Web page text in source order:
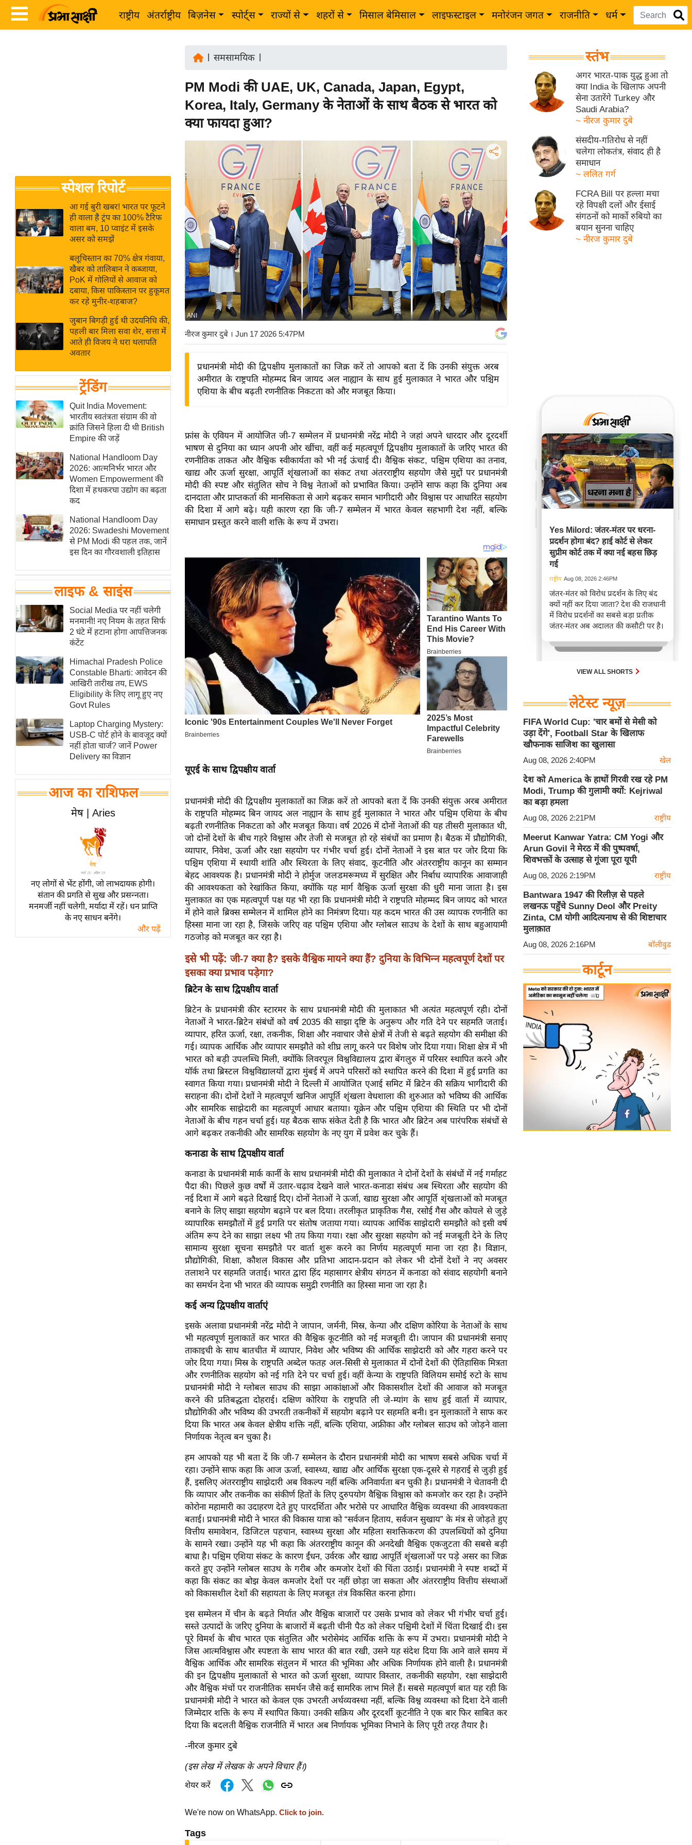
राष्ट्रीय अंतर्राष्ट्रीय बिज़नेस स्पोर्ट्स राज्यों से शहरों से मिसाल बेमिसाल लाइफस्टाइल मनोरंजन जगत राजनीति धर्म
Breaking
News in
Hindi
Hindi
Hindi
Videos
जगत
राय
बजट
क्रिकेट
IPL
2026
ई-पेपर
मिसाल बेमिसाल
शख्सियत
यंग इंडिया
साहित्य जगत
ऑटो वर्ल्ड
न्यूज ब्रीफ
मनोरंजन जगत
बॉलीवुड
हॉलीवुड
फिल्म समीक्षा
Breaking
News
लाइफस्टाइल
टेक्नॉलॉजी
घरेलू नुस्खे
पर्यटन स्थल
फिटनेस मंत्रा
रिलेशनशिप
राजनीति
विश्लेषण
समसामयिक
मातृभूमि
एम.
आर.
आई.
समीक्षा
धर्म
ज्योतिष
त्योहार
राशिफल
विशेष
स्पेशल रिपोर्ट
आ गई बुरी खबर! भारत पर फूटने
ही वाला है ट्रंप का 100% टैरिफ
वाला बम, 10 प्वाइंट में इसके
असर को समझें
बलूचिस्तान का 70% क्षेत्र गंवाया,
खैबर को तालिबान ने कब्जाया,
PoK में गोलियों से आवाज को
दबाया, किस पाकिस्तान पर हुकूमत
कर रहे मुनीर-शहबाज?
जुबान बिगड़ी हुई थी उदयनिधि की,
पहली बार मिला सवा शेर, सत्ता में
आते ही विजय ने धरा थलापति
अवतार
ट्रेंडिंग
Quit India Movement:
भारतीय स्वतंत्रता संग्राम की वो
क्रांति जिसने हिला दी थी British
Empire की जड़ें
National Handloom Day
2026: आत्मनिर्भर भारत और
Women Empowerment की
दिशा में हथकरघा उद्योग का बढ़ता
कद
National Handloom Day
2026: Swadeshi Movement
से PM Modi की पहल तक, जानें
इस दिन का गौरवशाली इतिहास
लाइफ & साइंस
Social Media पर नहीं चलेगी
मनमानी! नए नियम के तहत सिर्फ
2 घंटे में हटाना होगा आपत्तिजनक
कंटेंट
Himachal Pradesh Police
Constable Bharti: आवेदन की
आखिरी तारीख तय, EWS
Eligibility के लिए लागू हुए नए
Govt Rules
Laptop Charging Mystery:
USB-C पोर्ट होने के बावजूद क्यों
नहीं होता चार्ज? जानें Power
Delivery का विज्ञान
आज का राशिफल
मेष | Aries
नए लोगों से भेंट होंगी, जो लाभदायक होगी।
संतान की प्रगति से सुख और प्रसन्नता।
मनमर्जी नहीं चलेगी, मर्यादा में रहें। धन प्राप्ति
के नए साधन बनेंगे।
और पढ़ें
समसामयिक
PM Modi की UAE, UK, Canada, Japan, Egypt,
Korea, Italy, Germany के नेताओं के साथ बैठक से भारत को
क्या फायदा हुआ?
ANI
नीरज कुमार दुबे । Jun 17 2026 5:47PM
प्रधानमंत्री मोदी की द्विपक्षीय मुलाकातों का जिक्र करें तो आपको बता दें कि उनकी संयुक्त अरब
अमीरात के राष्ट्रपति मोहम्मद बिन जायद अल नाह्यान के साथ हुई मुलाकात ने भारत और पश्चिम
एशिया के बीच बढ़ती रणनीतिक निकटता को और मजबूत किया।
फ्रांस के एवियन में आयोजित जी-7 सम्मेलन में प्रधानमंत्री नरेंद्र मोदी ने जहां अपने धारदार और दूरदर्शी
भाषण से दुनिया का ध्यान अपनी ओर खींचा, वहीं कई महत्वपूर्ण द्विपक्षीय मुलाकातों के जरिए भारत की
रणनीतिक ताकत और वैश्विक स्वीकार्यता को भी नई ऊंचाई दी। वैश्विक संकट, पश्चिम एशिया का तनाव,
खाद्य और ऊर्जा सुरक्षा, आपूर्ति शृंखलाओं का संकट तथा अंतरराष्ट्रीय सहयोग जैसे मुद्दों पर प्रधानमंत्री
मोदी की स्पष्ट और संतुलित सोच ने विश्व नेताओं को प्रभावित किया। उन्होंने साफ कहा कि दुनिया अब
दानदाता और प्राप्तकर्ता की मानसिकता से आगे बढ़कर समान भागीदारी और विश्वास पर आधारित सहयोग
की दिशा में आगे बढ़े। यही कारण रहा कि जी-7 सम्मेलन में भारत केवल सहभागी देश नहीं, बल्कि
समाधान प्रस्तुत करने वाली शक्ति के रूप में उभरा।
यूएई के साथ द्विपक्षीय वार्ता
प्रधानमंत्री मोदी की द्विपक्षीय मुलाकातों का जिक्र करें तो आपको बता दें कि उनकी संयुक्त अरब अमीरात
के राष्ट्रपति मोहम्मद बिन जायद अल नाह्यान के साथ हुई मुलाकात ने भारत और पश्चिम एशिया के बीच
बढ़ती रणनीतिक निकटता को और मजबूत किया। वर्ष 2026 में दोनों नेताओं की यह तीसरी मुलाकात थी,
जो दोनों देशों के बीच गहरे विश्वास और तेजी से मजबूत हो रहे संबंधों का प्रमाण है। बैठक में प्रौद्योगिकी,
व्यापार, निवेश, ऊर्जा और रक्षा सहयोग पर गंभीर चर्चा हुई। दोनों नेताओं ने इस बात पर जोर दिया कि
पश्चिम एशिया में स्थायी शांति और स्थिरता के लिए संवाद, कूटनीति और अंतरराष्ट्रीय कानून का सम्मान
बेहद आवश्यक है। प्रधानमंत्री मोदी ने होर्मुज जलडमरूमध्य में सुरक्षित और निर्बाध व्यापारिक आवाजाही
की आवश्यकता को रेखांकित किया, क्योंकि यह मार्ग वैश्विक ऊर्जा सुरक्षा की धुरी माना जाता है। इस
मुलाकात का एक महत्वपूर्ण पक्ष यह भी रहा कि प्रधानमंत्री मोदी ने राष्ट्रपति मोहम्मद बिन जायद को भारत
में होने वाले ब्रिक्स सम्मेलन में शामिल होने का निमंत्रण दिया। यह कदम भारत की उस व्यापक रणनीति का
हिस्सा माना जा रहा है, जिसके जरिए वह पश्चिम एशिया और ग्लोबल साउथ के देशों के साथ बहुआयामी
गठजोड़ को मजबूत कर रहा है।
इसे भी पढ़ें: जी-7 क्या है? इसके वैश्विक मायने क्या हैं? दुनिया के विभिन्न महत्वपूर्ण देशों पर
इसका क्या प्रभाव पड़ेगा?
ब्रिटेन के साथ द्विपक्षीय वार्ता
ब्रिटेन के प्रधानमंत्री कीर स्टारमर के साथ प्रधानमंत्री मोदी की मुलाकात भी अत्यंत महत्वपूर्ण रही। दोनों
नेताओं ने भारत-ब्रिटेन संबंधों को वर्ष 2035 की साझा दृष्टि के अनुरूप और गति देने पर सहमति जताई।
व्यापार, हरित ऊर्जा, रक्षा, तकनीक, शिक्षा और नवाचार जैसे क्षेत्रों में तेजी से बढ़ते सहयोग की समीक्षा की
गई। व्यापक आर्थिक और व्यापार समझौते को शीघ्र लागू करने पर विशेष जोर दिया गया। शिक्षा क्षेत्र में भी
भारत को बड़ी उपलब्धि मिली, क्योंकि लिवरपूल विश्वविद्यालय द्वारा बेंगलुरु में परिसर स्थापित करने और
यॉर्क तथा ब्रिस्टल विश्वविद्यालयों द्वारा मुंबई में अपने परिसरों को स्थापित करने की दिशा में हुई प्रगति का
स्वागत किया गया। प्रधानमंत्री मोदी ने दिल्ली में आयोजित एआई समिट में ब्रिटेन की सक्रिय भागीदारी की
सराहना की। दोनों देशों ने महत्वपूर्ण खनिज आपूर्ति शृंखला वेधशाला की शुरुआत को भविष्य की आर्थिक
और सामरिक साझेदारी का महत्वपूर्ण आधार बताया। यूक्रेन और पश्चिम एशिया की स्थिति पर भी दोनों
नेताओं के बीच गहन चर्चा हुई। यह बैठक साफ संकेत देती है कि भारत और ब्रिटेन अब पारंपरिक संबंधों से
आगे बढ़कर तकनीकी और सामरिक सहयोग के नए युग में प्रवेश कर चुके हैं।
कनाडा के साथ द्विपक्षीय वार्ता
कनाडा के प्रधानमंत्री मार्क कार्नी के साथ प्रधानमंत्री मोदी की मुलाकात ने दोनों देशों के संबंधों में नई गर्माहट
पैदा की। पिछले कुछ वर्षों में उतार-चढ़ाव देखने वाले भारत-कनाडा संबंध अब स्थिरता और सहयोग की
नई दिशा में आगे बढ़ते दिखाई दिए। दोनों नेताओं ने ऊर्जा, खाद्य सुरक्षा और आपूर्ति शृंखलाओं को मजबूत
बनाने के लिए साझा सहयोग बढ़ाने पर बल दिया। तरलीकृत प्राकृतिक गैस, रसोई गैस और कोयले से जुड़े
व्यापारिक समझौतों में हुई प्रगति पर संतोष जताया गया। व्यापक आर्थिक साझेदारी समझौते को इसी वर्ष
अंतिम रूप देने का साझा लक्ष्य भी तय किया गया। रक्षा और सुरक्षा सहयोग को नई मजबूती देने के लिए
सामान्य सुरक्षा सूचना समझौते पर वार्ता शुरू करने का निर्णय महत्वपूर्ण माना जा रहा है। विज्ञान,
प्रौद्योगिकी, शिक्षा, कौशल विकास और प्रतिभा आदान-प्रदान को लेकर भी दोनों देशों ने नए अवसर
तलाशने पर सहमति जताई। भारत द्वारा हिंद महासागर क्षेत्रीय संगठन में कनाडा को संवाद सहयोगी बनाने
का समर्थन देना भी भारत की व्यापक समुद्री रणनीति का हिस्सा माना जा रहा है।
कई अन्य द्विपक्षीय वार्ताएं
इसके अलावा प्रधानमंत्री नरेंद्र मोदी ने जापान, जर्मनी, मिस्र, केन्या और दक्षिण कोरिया के नेताओं के साथ
भी महत्वपूर्ण मुलाकातें कर भारत की वैश्विक कूटनीति को नई मजबूती दी। जापान की प्रधानमंत्री सनाए
ताकाइची के साथ बातचीत में व्यापार, निवेश और भविष्य की आर्थिक साझेदारी को और गहरा करने पर
जोर दिया गया। मिस्र के राष्ट्रपति अब्देल फतह अल-सिसी से मुलाकात में दोनों देशों की ऐतिहासिक मित्रता
और रणनीतिक सहयोग को नई गति देने पर चर्चा हुई। वहीं केन्या के राष्ट्रपति विलियम समोई रुटो के साथ
प्रधानमंत्री मोदी ने ग्लोबल साउथ की साझा आकांक्षाओं और विकासशील देशों की आवाज को मजबूत
करने की प्रतिबद्धता दोहराई। दक्षिण कोरिया के राष्ट्रपति ली जे-म्यांग के साथ हुई वार्ता में व्यापार,
प्रौद्योगिकी और भविष्य की उभरती तकनीकों में सहयोग बढ़ाने पर सहमति बनी। इन मुलाकातों ने साफ कर
दिया कि भारत अब केवल क्षेत्रीय शक्ति नहीं, बल्कि एशिया, अफ्रीका और ग्लोबल साउथ को जोड़ने वाला
निर्णायक नेतृत्व बन चुका है।
हम आपको यह भी बता दें कि जी-7 सम्मेलन के दौरान प्रधानमंत्री मोदी का भाषण सबसे अधिक चर्चा में
रहा। उन्होंने साफ कहा कि आज ऊर्जा, स्वास्थ्य, खाद्य और आर्थिक सुरक्षा एक-दूसरे से गहराई से जुड़ी हुई
हैं, इसलिए अंतरराष्ट्रीय साझेदारी अब विकल्प नहीं बल्कि अनिवार्यता बन चुकी है। प्रधानमंत्री ने चेतावनी दी
कि व्यापार और तकनीक का संकीर्ण हितों के लिए दुरुपयोग वैश्विक विश्वास को कमजोर कर रहा है। उन्होंने
कोरोना महामारी का उदाहरण देते हुए पारदर्शिता और भरोसे पर आधारित वैश्विक व्यवस्था की आवश्यकता
बताई। प्रधानमंत्री मोदी ने भारत की विकास यात्रा को “सर्वजन हिताय, सर्वजन सुखाय” के मंत्र से जोड़ते हुए
वित्तीय समावेशन, डिजिटल पहचान, स्वास्थ्य सुरक्षा और महिला सशक्तिकरण की उपलब्धियों को दुनिया
के सामने रखा। उन्होंने यह भी कहा कि अंतरराष्ट्रीय कानून की अनदेखी वैश्विक एकजुटता की सबसे बड़ी
बाधा है। पश्चिम एशिया संकट के कारण ईंधन, उर्वरक और खाद्य आपूर्ति शृंखलाओं पर पड़े असर का जिक्र
करते हुए उन्होंने ग्लोबल साउथ के गरीब और कमजोर देशों की चिंता उठाई। प्रधानमंत्री ने स्पष्ट शब्दों में
कहा कि संकट का बोझ केवल कमजोर देशों पर नहीं छोड़ा जा सकता और अंतरराष्ट्रीय वित्तीय संस्थाओं
को विकासशील देशों की सहायता के लिए मजबूत तंत्र विकसित करना होगा।
इस सम्मेलन में चीन के बढ़ते निर्यात और वैश्विक बाजारों पर उसके प्रभाव को लेकर भी गंभीर चर्चा हुई।
सस्ते उत्पादों के जरिए दुनिया के बाजारों में बढ़ती चीनी पैठ को लेकर पश्चिमी देशों में चिंता दिखाई दी। इस
पूरे विमर्श के बीच भारत एक संतुलित और भरोसेमंद आर्थिक शक्ति के रूप में उभरा। प्रधानमंत्री मोदी ने
जिस आत्मविश्वास और स्पष्टता के साथ भारत की बात रखी, उसने यह संदेश दिया कि आने वाले समय में
वैश्विक आर्थिक और सामरिक संतुलन में भारत की भूमिका और अधिक निर्णायक होने वाली है। प्रधानमंत्री
की इन द्विपक्षीय मुलाकातों से भारत को ऊर्जा सुरक्षा, व्यापार विस्तार, तकनीकी सहयोग, रक्षा साझेदारी
और वैश्विक मंचों पर राजनीतिक समर्थन जैसे कई सामरिक लाभ मिले हैं। सबसे महत्वपूर्ण बात यह रही कि
प्रधानमंत्री मोदी ने भारत को केवल एक उभरती अर्थव्यवस्था नहीं, बल्कि विश्व व्यवस्था को दिशा देने वाली
जिम्मेदार शक्ति के रूप में स्थापित किया। उनकी सक्रिय और दूरदर्शी कूटनीति ने एक बार फिर साबित कर
दिया कि बदलती वैश्विक राजनीति में भारत अब निर्णायक भूमिका निभाने के लिए पूरी तरह तैयार है।
-नीरज कुमार दुबे
(इस लेख में लेखक के अपने विचार हैं।)
शेयर करें
We're now on WhatsApp. Click to join.
Tags
स्तंभ
अगर भारत-पाक युद्ध हुआ तो
क्या India के खिलाफ अपनी
सेना उतारेंगे Turkey और
Saudi Arabia?
~ नीरज कुमार दुबे
संसदीय-गतिरोध से नहीं
चलेगा लोकतंत्र, संवाद ही है
समाधान
~ ललित गर्ग
FCRA Bill पर हल्ला मचा
रहे विपक्षी दलों और ईसाई
संगठनों को मार्को रुबियो का
बयान सुनना चाहिए
~ नीरज कुमार दुबे
Yes Milord: जंतर-मंतर पर धरना-
प्रदर्शन होगा बंद? हाई कोर्ट से लेकर
सुप्रीम कोर्ट तक में क्या नई बहस छिड़
गई
राष्ट्रीय Aug 08, 2026 2:46PM
जंतर-मंतर को विरोध प्रदर्शन के लिए बंद
क्यों नहीं कर दिया जाता? देश की राजधानी
में विरोध प्रदर्शनों का सबसे बड़ा प्रतीक
जंतर-मंतर अब अदालत की कसौटी पर है।
VIEW ALL SHORTS
लेटेस्ट न्यूज़
FIFA World Cup: 'चार बमों से मेसी को
उड़ा देंगे', Football Star के खिलाफ
खौफनाक साजिश का खुलासा
Aug 08, 2026 2:40PM खेल
देश को America के हाथों गिरवी रख रहे PM
Modi, Trump की गुलामी क्यों: Kejriwal
का बड़ा हमला
Aug 08, 2026 2:21PM राष्ट्रीय
Meerut Kanwar Yatra: CM Yogi और
Arun Govil ने मेरठ में की पुष्पवर्षा,
शिवभक्तों के उत्साह से गूंजा पूरा यूपी
Aug 08, 2026 2:19PM राष्ट्रीय
Bantwara 1947 की रिलीज़ से पहले
लखनऊ पहुँचे Sunny Deol और Preity
Zinta, CM योगी आदित्यनाथ से की शिष्टाचार
मुलाक़ात
Aug 08, 2026 2:16PM बॉलीवुड
कार्टून